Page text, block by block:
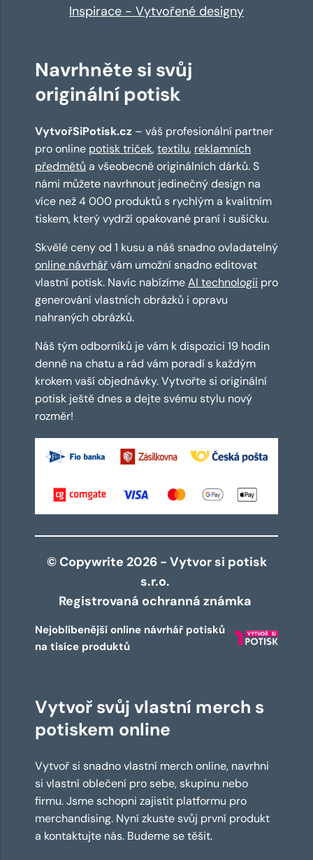
Inspirace - Vytvořené designy
Navrhněte si svůj
originální potisk
VytvořSiPotisk.cz – váš profesionální partner
pro online potisk triček,textilu, reklamních
předmětů a všeobecně originálních dárků. S
námi můžete navrhnout jedinečný design na
více než 4 000 produktů s rychlým a kvalitním
tiskem, který vydrží opakované praní i sušičku.
Skvělé ceny od 1 kusu a náš snadno ovladatelný
online návrhářvám umožní snadno editovat
vlastní potisk. Navíc nabízímeAI technologii pro
generování vlastních obrázků i opravu
nahraných obrázků.
Náš tým odborníků je vám k dispozici 19 hodin
denně na chatu a rád vám poradí s každým
krokem vaší objednávky. Vytvořte si originální
potisk ještě dnes a dejte svému stylu nový
rozměr!
© Copywrite 2026 - Vytvor si potisk
s.r.o.
Registrovaná ochranná známka
Nejoblíbenější online návrhář potisků
na tisíce produktů
Vytvoř svůj vlastní merch s
potiskem online
Vytvoř si snadno vlastní merch online, navrhni
si vlastní oblečení pro sebe, skupinu nebo
firmu. Jsme schopni zajistit platformu pro
merchandising. Nyní zkuste svůj první produkt
a kontaktujte nás. Budeme se těšit.